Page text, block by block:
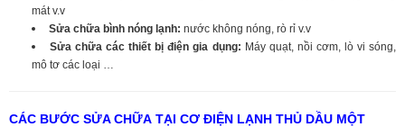
mát v.v
Sửa chữa bình nóng lạnh: nước không nóng, rò rỉ v.v
Sửa chữa các thiết bị điện gia dụng: Máy quạt, nồi cơm, lò vi sóng,
mô tơ các loại …
CÁC BƯỚC SỬA CHỮA TẠI CƠ ĐIỆN LẠNH THỦ DẦU MỘT